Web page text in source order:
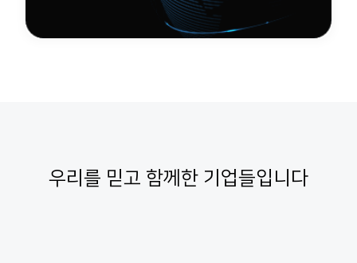
우리를 믿고 함께한 기업들입니다